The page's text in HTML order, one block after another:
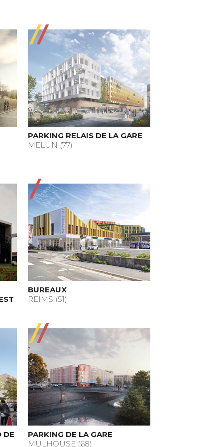
PARKING RELAIS DE LA GARE
MELUN (77)
BUREAUX
REIMS (51)
DE
PARKING DE LA GARE
MULHOUSE (68)